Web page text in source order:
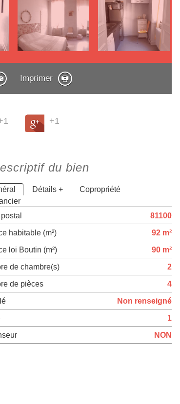
Imprimer
+1
du bien
Détails +
Copropriété
81100
habitable (m²)
92 m²
loi Boutin (m²)
90 m²
de chambre(s)
2
de pièces
4
Non renseigné
1
NON